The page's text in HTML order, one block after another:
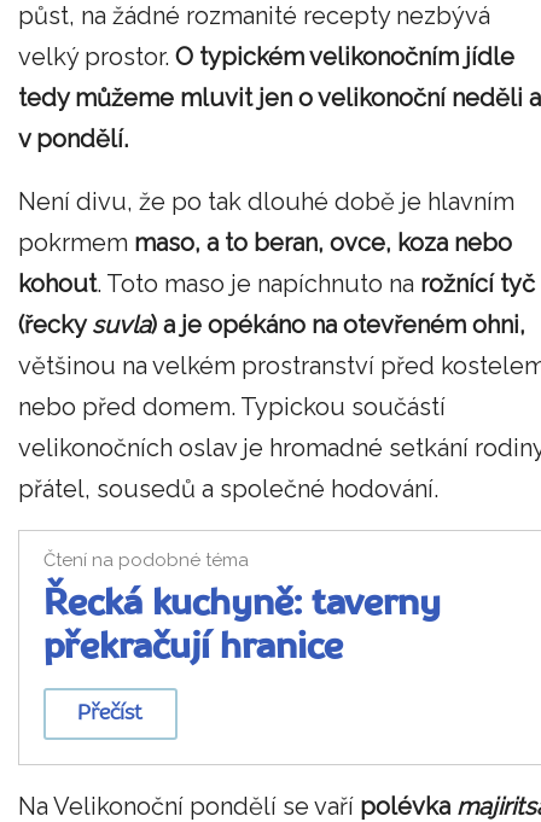
půst, na žádné rozmanité recepty nezbývá
velký prostor. O typickém velikonočním jídle
tedy můžeme mluvit jen o velikonoční neděli a
v pondělí.
Není divu, že po tak dlouhé době je hlavním
pokrmem maso, a to beran, ovce, koza nebo
kohout. Toto maso je napíchnuto na rožnící tyč
(řeckysuvla) a je opékáno na otevřeném ohni,
většinou na velkém prostranství před
nebo před domem. Typickou součástí
velikonočních oslav je hromadné setkání
přátel, sousedů a společné hodování.
Čtení na podobné téma
Řecká kuchyně: taverny
překračují hranice
Přečíst
Na Velikonoční pondělí se vaří polévka